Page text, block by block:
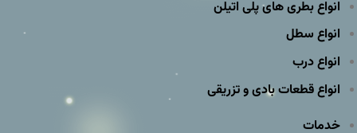
انواع بطری های پلی اتیلن
انواع سطل
انواع درب
انواع قطعات بادی و تزریقی
خدمات